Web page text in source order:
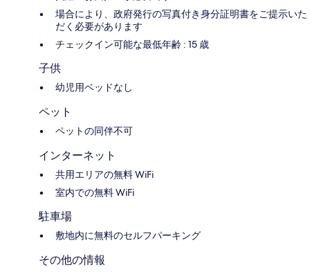
場合により、政府発行の写真付き身分証明書をご提示いた
だく必要があります
チェックイン可能な最低年齢 : 15 歳
子供
幼児用ベッドなし
ペット
ペットの同伴不可
インターネット
共用エリアの無料 WiFi
室内での無料 WiFi
駐車場
敷地内に無料のセルフパーキング
その他の情報